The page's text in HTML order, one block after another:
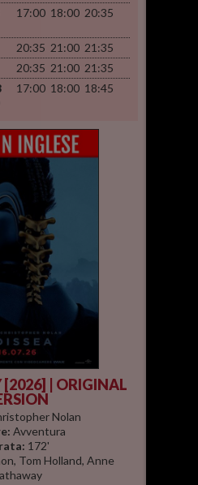
17:00 18:00 20:35
20:35 21:00 21:35
20:35 21:00 21:35
17:00 18:00 18:45
[2026] | ORIGINAL
Nolan
Avventura
172'
Tom Holland, Anne